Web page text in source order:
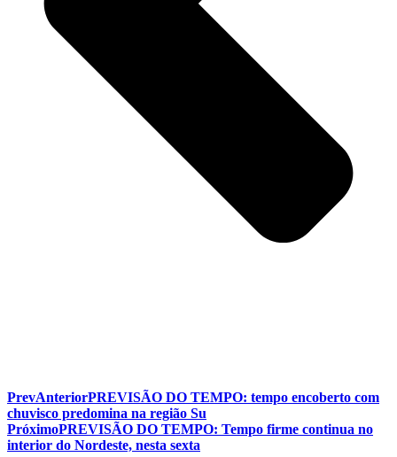
PrevAnteriorPREVISÃO DO TEMPO: tempo encoberto com
chuvisco predomina na região Su
PróximoPREVISÃO DO TEMPO: Tempo firme continua no
interior do Nordeste, nesta sexta